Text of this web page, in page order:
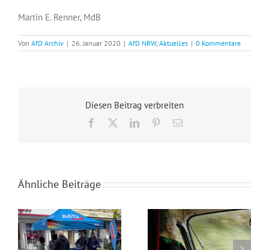
Martin E. Renner, MdB
Von AfD Archiv | 26. Januar 2020 | AfD NRW, Aktuelles | 0 Kommentare
Diesen Beitrag verbreiten
Facebook LinkedInPinterest
E-
Ähnliche Beiträge